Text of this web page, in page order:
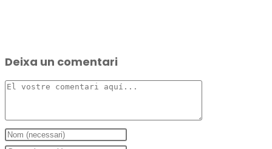
Deixa un comentari
Comenta
Introduïu